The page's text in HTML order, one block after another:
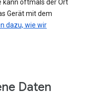
kann oftmals der Ort
Gerät mit dem
dazu, wie wir
Daten